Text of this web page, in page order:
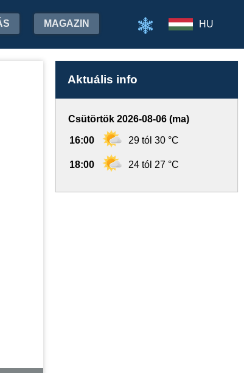
MAGAZIN HU
Aktuális info
Csütörtök 2026-08-06 (ma)
16:00 29 tól 30 °C
18:00 24 tól 27 °C